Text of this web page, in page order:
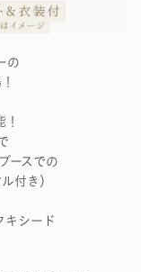
の
ースでの
付き）
キシード